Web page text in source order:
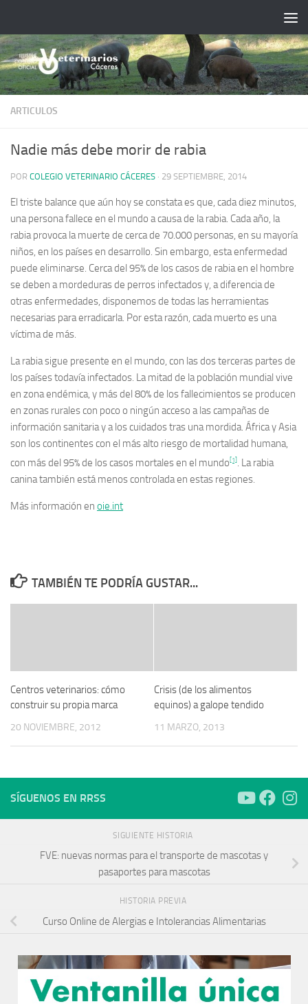
ARTICULOS
Nadie más debe morir de rabia
POR COLEGIO VETERINARIO CÁCERES · 29 SEPTIEMBRE, 2014
El triste balance que aún hoy se constata es que, cada diez minutos,
una persona fallece en el mundo a causa de la rabia. Cada año, la
rabia provoca la muerte de cerca de 70.000 personas, en su mayoría
niños, en los países en desarrollo. Sin embargo, esta enfermedad
puede eliminarse. Cerca del 95% de los casos de rabia en el hombre
se deben a mordeduras de perros infectados y, a diferencia de
otras enfermedades, disponemos de todas las herramientas
necesarias para erradicarla. Por esta razón, cada muerto es una
víctima de más.
La rabia sigue presente en el mundo, con las dos terceras partes de
los países todavía infectados. La mitad de la población mundial vive
en zona endémica, y más del 80% de los fallecimientos se producen
en zonas rurales con poco o ningún acceso a las campañas de
información sanitaria y a los cuidados tras una mordida. África y Asia
son los continentes con el más alto riesgo de mortalidad humana,
con más del 95% de los casos mortales en el mundo[1]
. La rabia
canina también está menos controlada en estas regiones.
Más información en oie.int
TAMBIÉN TE PODRÍA GUSTAR...
Centros veterinarios: cómo
construir su propia marca
20 NOVIEMBRE, 2012
Crisis (de los alimentos
equinos) a galope tendido
11 MARZO, 2013
SÍGUENOS EN RRSS
SIGUIENTE HISTORIA
FVE: nuevas normas para el transporte de mascotas y
pasaportes para mascotas
HISTORIA PREVIA
Curso Online de Alergias e Intolerancias Alimentarias